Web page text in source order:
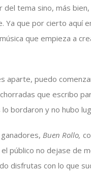
del tema sino, más
Ya que por cierto aquí
que empieza a
aparte, puedo
que escribo
bordaron y no hubo
ganadores,Buen Rollo,
público no dejase de
disfrutas con lo que